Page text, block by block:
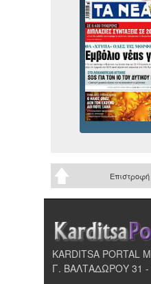
KARDITSA PORTAL
Γ. ΒΑΛΤΑΔΩΡΟΥ 31 -